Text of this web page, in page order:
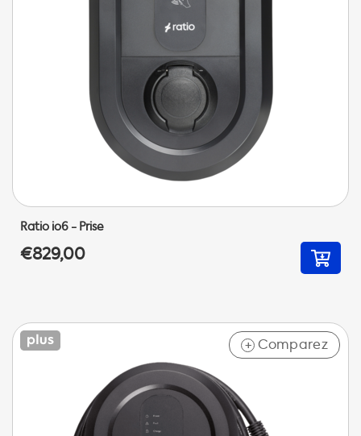
Ratio io6 - Prise
€829,00
+ Comparez